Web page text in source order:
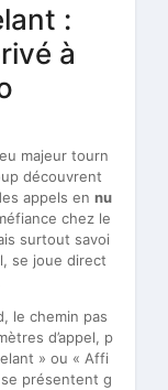
:
à
majeur tourn
découvrent
appels en nu
chez le
surtout savoi
se joue direct
le chemin pas
d’appel, p
» ou « Affi
se présentent g